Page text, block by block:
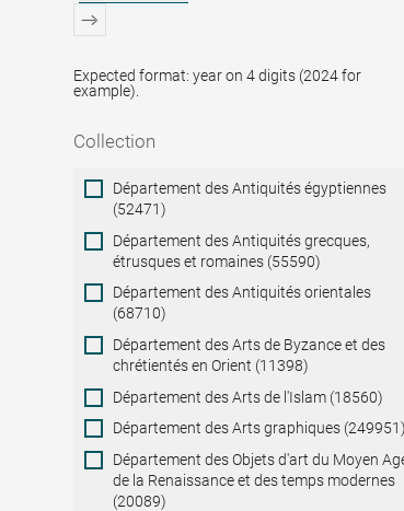
Expected format: year on 4 digits (2024 for
example).
Collection
Collection
Département des Antiquités égyptiennes
(52471)
Département des Antiquités grecques,
étrusques et romaines (55590)
Département des Antiquités orientales
(68710)
Département des Arts de Byzance et des
chrétientés en Orient (11398)
Département des Arts de l'Islam (18560)
Département des Arts graphiques (249951)
Département des Objets d'art du Moyen
de la Renaissance et des temps modernes
(20089)